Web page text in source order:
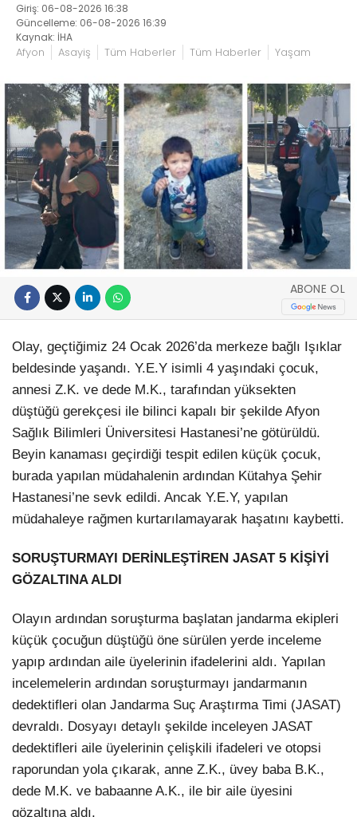
Giriş: 06-08-2026 16:38
Güncelleme: 06-08-2026 16:39
Kaynak: İHA
Afyon Asayiş Tüm Haberler Tüm Haberler Yaşam
ABONE OL
Olay, geçtiğimiz 24 Ocak 2026’da merkeze bağlı Işıklar
beldesinde yaşandı. Y.E.Y isimli 4 yaşındaki çocuk,
annesi Z.K. ve dede M.K., tarafından yüksekten
düştüğü gerekçesi ile bilinci kapalı bir şekilde Afyon
Sağlık Bilimleri Üniversitesi Hastanesi’ne götürüldü.
Beyin kanaması geçirdiği tespit edilen küçük çocuk,
burada yapılan müdahalenin ardından Kütahya Şehir
Hastanesi’ne sevk edildi. Ancak Y.E.Y, yapılan
müdahaleye rağmen kurtarılamayarak haşatını kaybetti.
SORUŞTURMAYI DERİNLEŞTİREN JASAT 5 KİŞİYİ
GÖZALTINA ALDI
Olayın ardından soruşturma başlatan jandarma ekipleri
küçük çocuğun düştüğü öne sürülen yerde inceleme
yapıp ardından aile üyelerinin ifadelerini aldı. Yapılan
incelemelerin ardından soruşturmayı jandarmanın
dedektifleri olan Jandarma Suç Araştırma Timi (JASAT)
devraldı. Dosyayı detaylı şekilde inceleyen JASAT
dedektifleri aile üyelerinin çelişkili ifadeleri ve otopsi
raporundan yola çıkarak, anne Z.K., üvey baba B.K.,
dede M.K. ve babaanne A.K., ile bir aile üyesini
gözaltına aldı.